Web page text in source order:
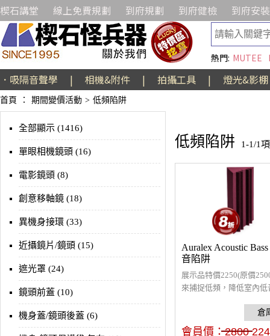
楔石講堂 線上免費規劃 到府規劃 到府健檢 到府安裝
熱門: MUTEE
．吸隔音聲學 | 相機&附件 | 拍攝工具 | 燈光&影棚
首頁 ： 期間變價活動 > 低頻陷阱
全部顯示 (1416)
單眼相機鏡頭 (16)
電影鏡頭 (8)
創意移軸鏡 (18)
異機身接環 (33)
近攝鏡片/鏡頭 (15)
遮光罩 (24)
鏡頭前蓋 (10)
機身蓋/鏡頭後蓋 (6)
低頻陷阱 1-1/1
Auralex Acoustic
音陷阱
展示品特價2250(原價
來捕捉低頻，降低室內低
在錄音或回放監聽的環
別容易於空間中迴盪產生
會員價：2800